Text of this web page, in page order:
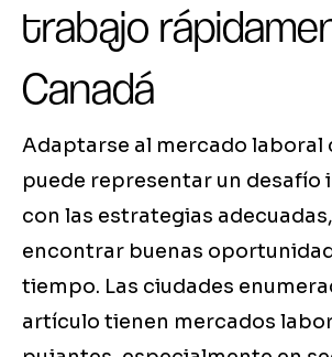
trabajo
Canadá
Adaptarse al mercado laboral
puede representar un desafío
con las estrategias
encontrar buenas
tiempo. Las ciudades
artículo tienen mercados